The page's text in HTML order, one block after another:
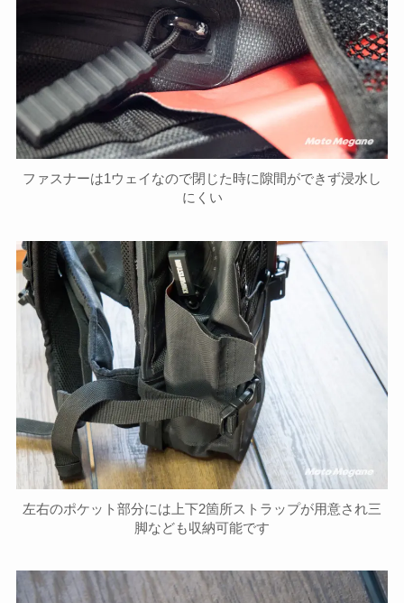
ファスナーは1ウェイなので閉じた時に隙間ができず浸水し
にくい
左右のポケット部分には上下2箇所ストラップが用意され三
脚なども収納可能です